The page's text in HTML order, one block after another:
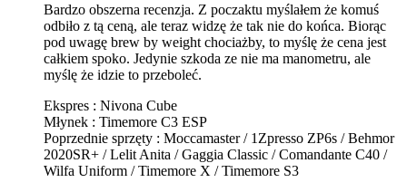
Bardzo obszerna recenzja. Z poczaktu myślałem że komuś
odbiło z tą ceną, ale teraz widzę że tak nie do końca. Biorąc
pod uwagę brew by weight chociażby, to myślę że cena jest
całkiem spoko. Jedynie szkoda ze nie ma manometru, ale
myślę że idzie to przeboleć.
Ekspres : Nivona Cube
Młynek : Timemore C3 ESP
Poprzednie sprzęty : Moccamaster / 1Zpresso ZP6s / Behmor
2020SR+ / Lelit Anita / Gaggia Classic / Comandante C40 /
Wilfa Uniform / Timemore X / Timemore S3